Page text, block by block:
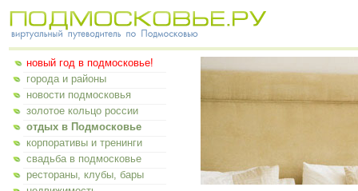
новый год в подмосковье!
города и районы
новости подмосковья
золотое кольцо россии
отдых в Подмосковье
корпоративы и тренинги
свадьба в подмосковье
рестораны, клубы, бары